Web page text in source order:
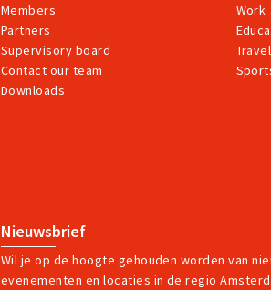
Members
Partners
Supervisory board
Contact our team
Downloads
Work
Travel
Nieuwsbrief
Wil je op de hoogte gehouden worden van
evenementen en locaties in de regio